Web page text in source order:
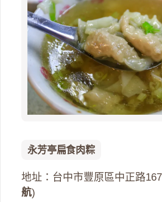
永芳亭扁食肉粽
地址：台中市豐原區中正路
航)